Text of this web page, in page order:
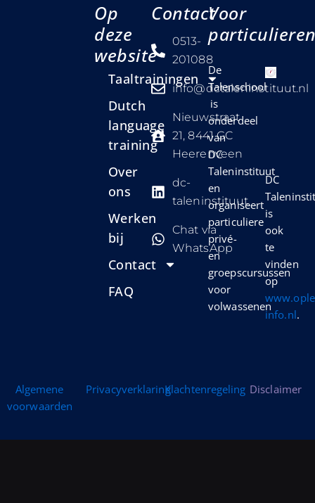
Op
deze
website
Taaltrainingen
Dutch
language
training
Over
ons
Werken
bij
Contact
FAQ
Contact
0513-
201088
info@dctaleninstituut.nl
Nieuwstraat
21, 8441 GC
Heerenveen
dc-
taleninstituut
Chat via
WhatsApp
Voor
De
Talenschool
is
onderdeel
van
DC
Taleninstituut
en
organiseert
particuliere
privé-
en
groepscursussen
voor
volwassenen
DC
is
ook
te
vinden
op
info.nl.
Algemene
voorwaarden
PrivacyverklaringKlachtenregeling Disclaimer